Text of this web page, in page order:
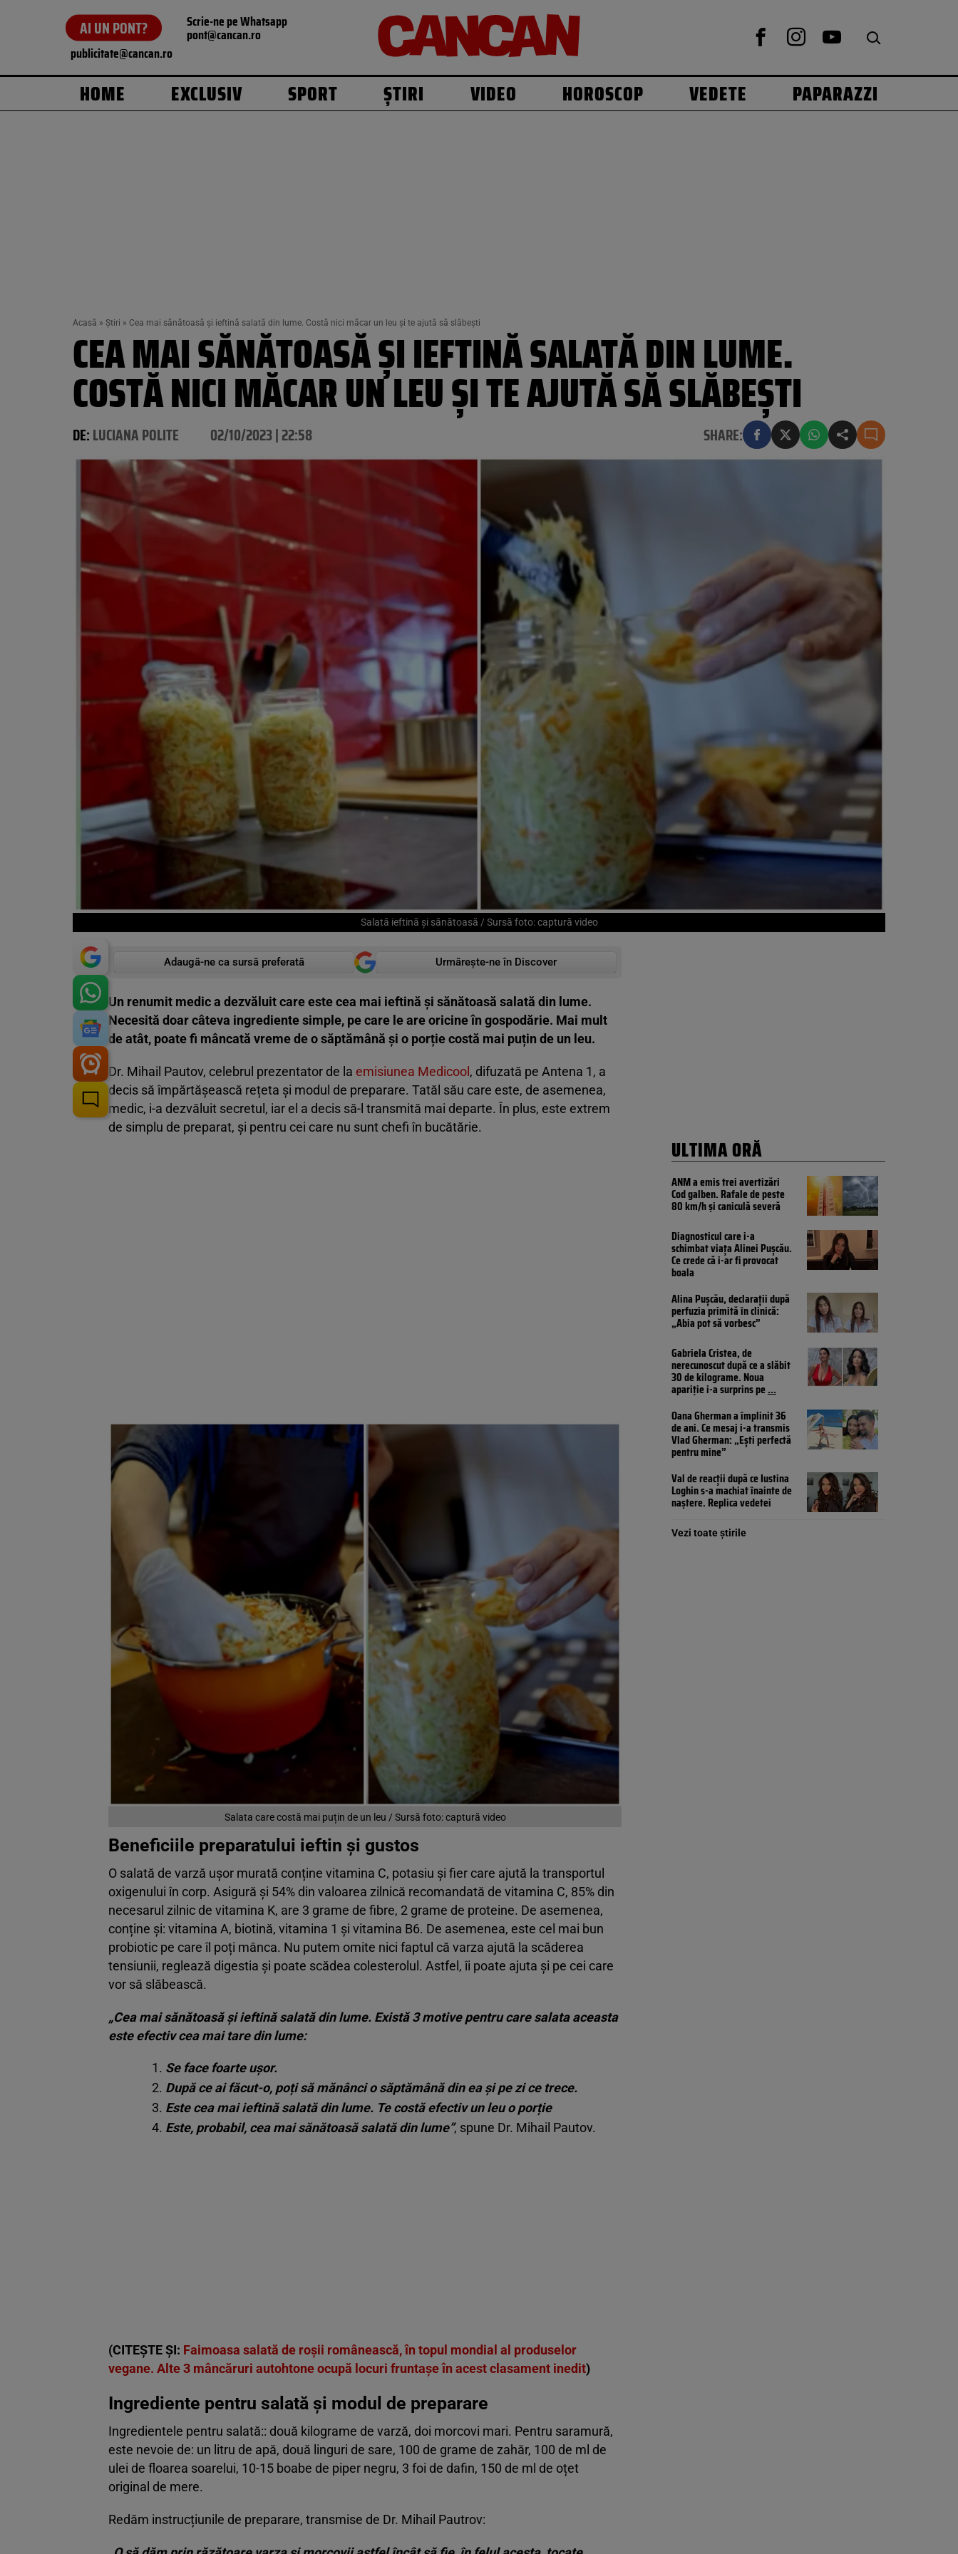
AI UN PONT? Scrie-ne pe Whatsapp
pont@cancan.ro
publicitate@cancan.ro
HOME EXCLUSIV SPORT ȘTIRI VIDEO HOROSCOP VEDETE PAPARAZZI
Acasă » Știri » Cea mai sănătoasă și ieftină salată din lume. Costă nici măcar un leu și te ajută să slăbești
CEA MAI SĂNĂTOASĂ ȘI IEFTINĂ SALATĂ DIN LUME.
COSTĂ NICI MĂCAR UN LEU ȘI TE AJUTĂ SĂ SLĂBEȘTI
DE:LUCIANA POLITE 02/10/2023 | 22:58 SHARE:
Salată ieftină și sănătoasă / Sursă foto: captură video
Adaugă-ne ca sursă preferată Urmărește-ne în Discover
Un renumit medic a dezvăluit care este cea mai ieftină și sănătoasă salată din lume.
Necesită doar câteva ingrediente simple, pe care le are oricine în gospodărie. Mai mult
de atât, poate fi mâncată vreme de o săptămână și o porție costă mai puțin de un leu.
Dr. Mihail Pautov, celebrul prezentator de la emisiunea Medicool , difuzată pe Antena 1, a
decis să împărtășească rețeta și modul de preparare. Tatăl său care este, de asemenea,
medic, i-a dezvăluit secretul, iar el a decis să-l transmită mai departe. În plus, este extrem
de simplu de preparat, și pentru cei care nu sunt chefi în bucătărie.
Salata care costă mai puțin de un leu / Sursă foto: captură video
Beneficiile preparatului ieftin și gustos
O salată de varză ușor murată conține vitamina C, potasiu și fier care ajută la transportul
oxigenului în corp. Asigură și 54% din valoarea zilnică recomandată de vitamina C, 85% din
necesarul zilnic de vitamina K, are 3 grame de fibre, 2 grame de proteine. De asemenea,
conține și: vitamina A, biotină, vitamina 1 și vitamina B6. De asemenea, este cel mai bun
probiotic pe care îl poți mânca. Nu putem omite nici faptul că varza ajută la scăderea
tensiunii, reglează digestia și poate scădea colesterolul. Astfel, îi poate ajuta și pe cei care
vor să slăbească.
„Cea mai sănătoasă și ieftină salată din lume. Există 3 motive pentru care salata aceasta
este efectiv cea mai tare din lume:
Se face foarte ușor.
După ce ai făcut-o, poți să mănânci o săptămână din ea și pe zi ce trece.
Este cea mai ieftină salată din lume. Te costă efectiv un leu o porție
Este, probabil, cea mai sănătoasă salată din lume”, spune Dr. Mihail Pautov.
(CITEȘTE ȘI: Faimoasa salată de roșii românească, în topul mondial al produselor
vegane. Alte 3 mâncăruri autohtone ocupă locuri fruntașe în acest clasament inedit)
Ingrediente pentru salată și modul de preparare
Ingredientele pentru salată:: două kilograme de varză, doi morcovi mari. Pentru saramură,
este nevoie de: un litru de apă, două linguri de sare, 100 de grame de zahăr, 100 de ml de
ulei de floarea soarelui, 10-15 boabe de piper negru, 3 foi de dafin, 150 de ml de oțet
original de mere.
Redăm instrucțiunile de preparare, transmise de Dr. Mihail Pautrov:
ULTIMA ORĂ
ANM a emis trei avertizări
Cod galben. Rafale de peste
80 km/h și caniculă severă
Diagnosticul care i-a
schimbat viața Alinei Pușcău.
Ce crede că i-ar fi provocat
boala
Alina Pușcău, declarații după
perfuzia primită în clinică:
„Abia pot să vorbesc”
Gabriela Cristea, de
nerecunoscut după ce a slăbit
30 de kilograme. Noua
apariție i-a surprins pe...
Oana Gherman a împlinit 36
de ani. Ce mesaj i-a transmis
Vlad Gherman: „Ești perfectă
pentru mine”
Val de reacții după ce Iustina
Loghin s-a machiat înainte de
naștere. Replica vedetei
Vezi toate știrile